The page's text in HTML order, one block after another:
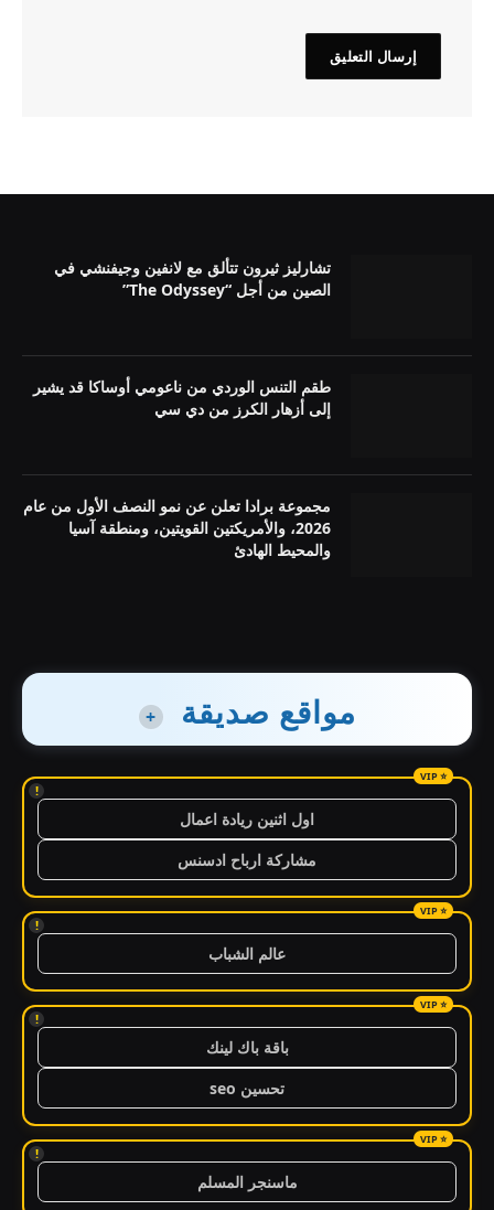
تشارليز ثيرون تتألق مع لانفين وجيفنشي في
الصين من أجل “The Odyssey”
طقم التنس الوردي من ناعومي أوساكا قد يشير
إلى أزهار الكرز من دي سي
مجموعة برادا تعلن عن نمو النصف الأول من عام
2026، والأمريكتين القويتين، ومنطقة آسيا
والمحيط الهادئ
مواقع صديقة +
!
اول اثنين ريادة اعمال
مشاركة ارباح ادسنس
!
عالم الشباب
!
باقة باك لينك
تحسين seo
!
ماسنجر المسلم